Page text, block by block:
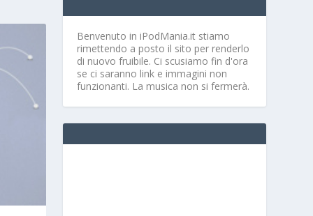
Benvenuto in iPodMania.it stiamo
rimettendo a posto il sito per renderlo
di nuovo fruibile. Ci scusiamo fin d'ora
se ci saranno link e immagini non
funzionanti. La musica non si fermerà.